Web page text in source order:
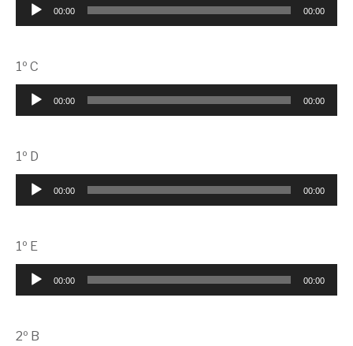
Reproductor
de
00:00 00:00
1º C
Reproductor
de
00:00 00:00
1º D
Reproductor
de
00:00 00:00
1º E
Reproductor
de
00:00 00:00
2º B